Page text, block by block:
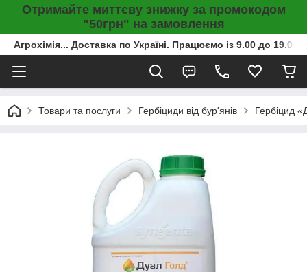
Отримайте миттєву знижку за промокодом
"50грн" на замовлення
Агрохімія... Доставка по Україні. Працюємо із 9.00 до
Товари та послуги Гербіциди від бур'янів Гербіцид